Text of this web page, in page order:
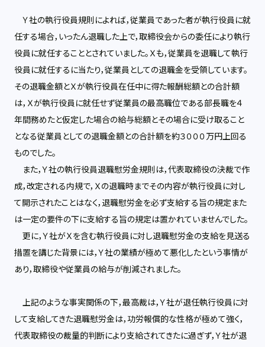
Ｙ社の執行役員規則によれば，従業員であった者が執行役員に就
任する場合，いったん退職した上で，取締役会からの委任により執行
役員に就任することとされていました。Ｘも，従業員を退職して執行
役員に就任するに当たり，従業員としての退職金を受領しています。
その退職金額とＸが執行役員在任中に得た報酬総額との合計額
は，Ｘが執行役員に就任せず従業員の最高職位である部長職を４
年間務めたと仮定した場合の給与総額とその場合に受け取ること
となる従業員としての退職金額との合計額を約３０００万円上回る
ものでした。
また，Ｙ社の執行役員退職慰労金規則は，代表取締役の決裁で作
成，改定される内規で，Ｘの退職時までその内容が執行役員に対し
て開示されたことはなく，退職慰労金を必ず支給する旨の規定また
は一定の要件の下に支給する旨の規定は置かれていませんでした。
更に，Ｙ社がＸを含む執行役員に対し退職慰労金の支給を見送る
措置を講じた背景には，Ｙ社の業績が極めて悪化したという事情が
あり，取締役や従業員の給与が削減されました。
上記のような事実関係の下，最高裁は，Ｙ社が退任執行役員に対
して支給してきた退職慰労金は，功労報償的な性格が極めて強く，
代表取締役の裁量的判断により支給されてきたに過ぎず，Ｙ社が退